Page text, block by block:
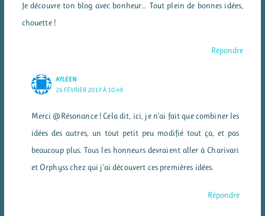
Je découvre ton blog avec bonheur… Tout plein de bonnes idées,
chouette !
Répondre
AYLEEN
26 FÉVRIER 2017 À 10:49
Merci @Résonance ! Cela dit, ici, je n’ai fait que combiner les
idées des autres, un tout petit peu modifié tout ça, et pas
beaucoup plus. Tous les honneurs devraient aller à Charivari
et Orphyss chez qui j’ai découvert ces premières idées.
Répondre